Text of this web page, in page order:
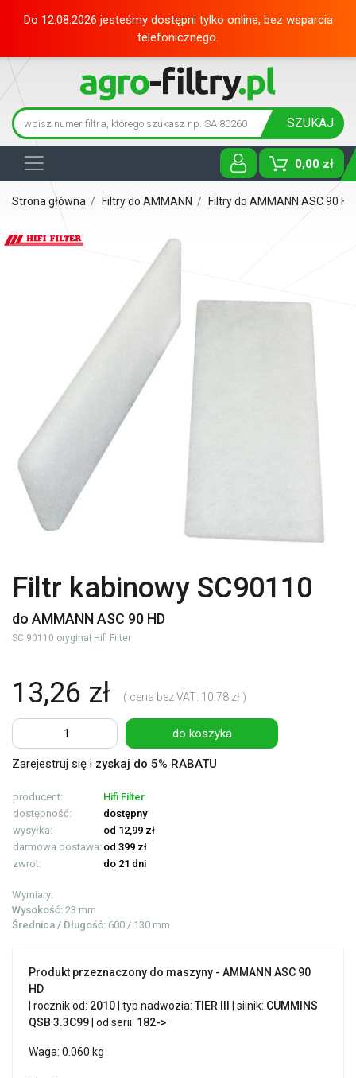
Do 12.08.2026 jesteśmy dostępni tylko online, bez wsparcia
telefonicznego.
SZUKAJ
0,00 zł
Toggle
Strona główna / Filtry do AMMANN / Filtry do AMMANN ASC 90
Filtr kabinowy SC90110
do AMMANN ASC 90 HD
SC 90110 oryginał Hifi Filter
13,26 zł ( cena bez VAT: 10.78 zł )
do koszyka
Zarejestruj się i zyskaj do 5% RABATU
producent:
Hifi Filter
dostępność:
dostępny
wysyłka:
od 12,99 zł
darmowa dostawa: od 399 zł
zwrot:
do 21 dni
Wymiary:
Wysokość: 23 mm
Średnica / Długość: 600 / 130 mm
Produkt przeznaczony do maszyny - AMMANN ASC 90
HD
| rocznik od: 2010 | typ nadwozia: TIER III | silnik: CUMMINS
QSB 3.3C99 | od serii: 182->
Waga: 0.060 kg